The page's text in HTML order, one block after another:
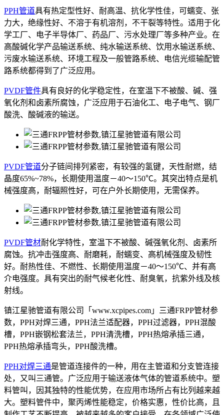
PPH管道具有热定型性好、耐高温、抗化学性佳，可蠕变、张
力大，绝缘性好、不溶于有机溶剂，不干裂等特性。适用于化
学工厂、电子半导体厂、药品厂、污水处理厂等多种产业。在
高酸碱化学产品输送系统、纯水输送系统、饮用水输送系统、
污废水输送系统、环境工程及一般管路系统、电信光缆输配管
路系统都得到了广泛应用。
PVDF管件具有良好的化学稳定性，在室温下不被酸、碱、强
氧化剂和卤素所腐蚀，广泛应用于石油化工、电子电气、钢厂
酸洗、酸碱液的输送。
PVDF管道分子链间排列紧密，有较强的氢键，天性耐燃，结
晶度65%~78%，长期使用温度－40～150℃。其突出特点是机
械强度高，耐辐照性好，可在户外长期使用，无需保养。
PVDF管材耐化学特性，室温下不被酸、碱强氧化剂、卤素所
腐蚀。抗冲击强度高、耐磨耗，耐蠕变、高机械强度及韧性
好。耐热性佳、不燃性、长期使用温度－40～150℃、并有高
介电强度。具有突出的耐气候老化性、耐臭氧，抗紫外线及核
射线。
镇江星驰管道有限公司「www.xcpipes.com」三通FRPP管材参
数，PPH对焊三通，PPH法兰适配器，PPH过滤器，PPH混酸
槽，PPH嵌钢松套法兰，PPH清洗槽，PPH热熔承插三通，
PPH热熔承插弯头，PPH酸洗槽。
PPH对焊三通是管道连接件的一种，用在主管道和分支管连接
处，又叫三通管。广泛应用于输送液体气体的管道系统中。塑
料管叫，因其独特的性能优势，在应用市场所占有比列越来越
大。塑料管件中，聚丙烯性能稳定，价格实惠，性价比高，且